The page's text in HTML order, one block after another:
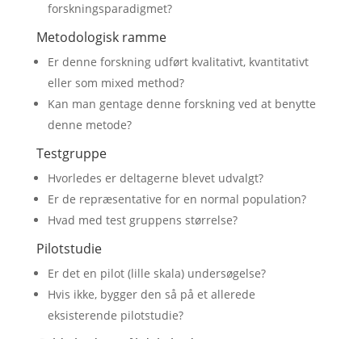
forskningsparadigmet?
Metodologisk ramme
Er denne forskning udført kvalitativt, kvantitativt
eller som mixed method?
Kan man gentage denne forskning ved at benytte
denne metode?
Testgruppe
Hvorledes er deltagerne blevet udvalgt?
Er de repræsentative for en normal population?
Hvad med test gruppens størrelse?
Pilotstudie
Er det en pilot (lille skala) undersøgelse?
Hvis ikke, bygger den så på et allerede
eksisterende pilotstudie?